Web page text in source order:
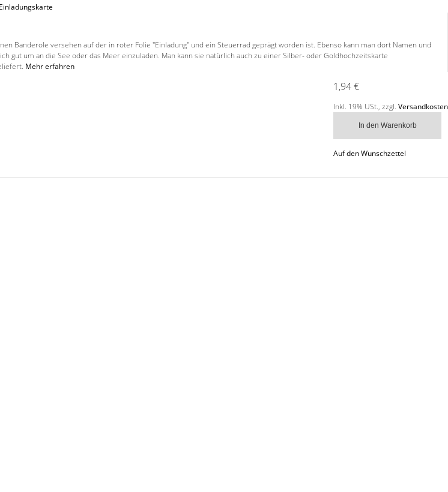
Banderole versehen auf der in roter Folie "Einladung" und ein Steuerrad geprägt worden ist. Ebenso kann man dort Namen und
gut um an die See oder das Meer einzuladen. Man kann sie natürlich auch zu einer Silber- oder Goldhochzeitskarte
Mehr erfahren
1,94 €
Inkl. 19% USt., zzgl. Versandkosten
In den Warenkorb
Auf den Wunschzettel